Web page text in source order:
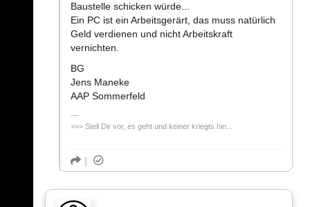
Baustelle schicken würde...
Ein PC ist ein Arbeitsgerärt, das muss natürlich
Geld verdienen und nicht Arbeitskraft
vernichten.
BG
Jens Maneke
AAP Sommerfeld
>>> Stell Dir vor, es geht und keiner kriegts hin...